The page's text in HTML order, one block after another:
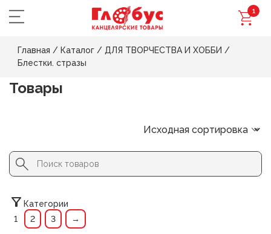
1
Главная / Каталог / ДЛЯ ТВОРЧЕСТВА И ХОББИ /
Блестки. стразы
Товары
Search
for:
Button
Категории
1
2 3 →